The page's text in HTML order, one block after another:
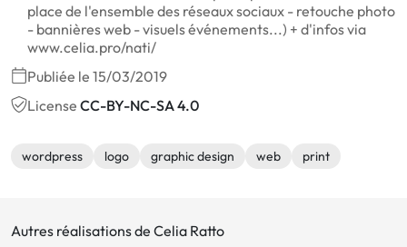
place de l'ensemble des réseaux sociaux - retouche photo
- bannières web - visuels événements...) + d'infos via
www.celia.pro/nati/
Publiée le 15/03/2019
License CC-BY-NC-SA 4.0
wordpress logo graphic design web print
Autres réalisations de Celia Ratto